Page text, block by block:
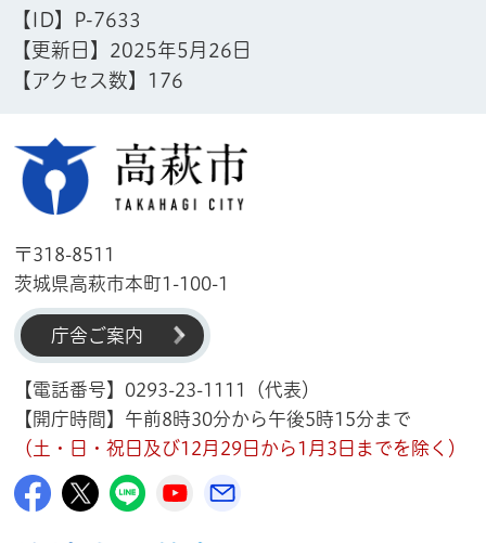
【ID】
P-7633
【更新日】 2025年5月26日
【アクセス数】
176
〒318-8511
茨城県高萩市本町1-100-1
庁舎ご案内
【電話番号】0293-23-1111（代表）
【開庁時間】午前8時30分から午後5時15分まで
（土・日・祝日及び12月29日から1月3日までを除く）
高萩市公式Facebook
高萩市公式X
高萩市公式LINE
高萩市YouTube公式チャンネル